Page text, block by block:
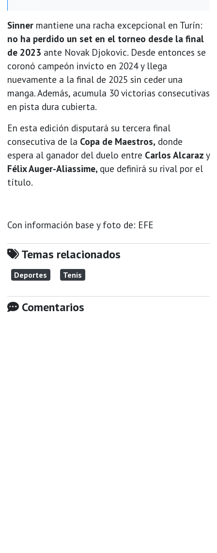
Sinner mantiene una racha excepcional en Turín:
no ha perdido un set en el torneo desde la final
de 2023 ante Novak Djokovic. Desde entonces se
coronó campeón invicto en 2024 y llega
nuevamente a la final de 2025 sin ceder una
manga. Además, acumula 30 victorias consecutivas
en pista dura cubierta.
En esta edición disputará su tercera final
consecutiva de la Copa de Maestros, donde
espera al ganador del duelo entre Carlos Alcaraz y
Félix Auger-Aliassime, que definirá su rival por el
título.
Con información base y foto de: EFE
Temas relacionados
Deportes Tenis
Comentarios